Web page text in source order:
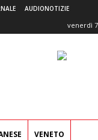
AUDIONOTIZIE
venerdì
VENETO